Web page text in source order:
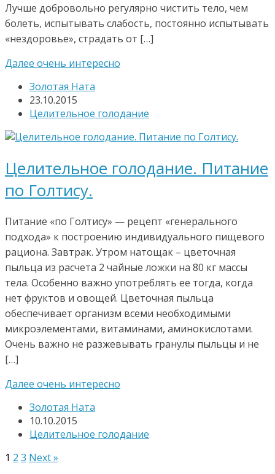
Лучше добровольно регулярно чистить тело, чем
болеть, испытывать слабость, постоянно испытывать
«нездоровье», страдать от […]
Далее очень интересно
Золотая Ната
23.10.2015
Целительное голодание
Целительное голодание. Питание
по Голтису.
Питание «по Голтису» — рецепт «генерального
подхода» к построению индивидуального пищевого
рациона. Завтрак. Утром натощак – цветочная
пыльца из расчета 2 чайные ложки на 80 кг массы
тела. Особенно важно употреблять ее тогда, когда
нет фруктов и овощей. Цветочная пыльца
обеспечивает организм всеми необходимыми
микроэлементами, витаминами, аминокислотами.
Очень важно не разжевывать гранулы пыльцы и не
[…]
Далее очень интересно
Золотая Ната
10.10.2015
Целительное голодание
1 2 3 Next »